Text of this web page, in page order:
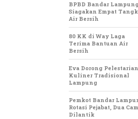
BPBD Bandar Lampung
Siagakan Empat
Air Bersih
80 KK di Way Laga
Terima Bantuan Air
Bersih
Eva Dorong Pelestarian
Kuliner Tradisional
Lampung
Pemkot Bandar
Rotasi Pejabat, Dua
Dilantik